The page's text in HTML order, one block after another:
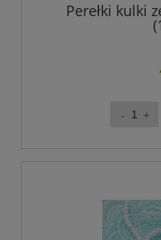
Perełki kulki